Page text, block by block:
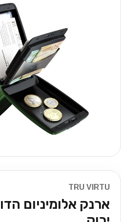
TRU VIRTU
ארנק אלומיניום